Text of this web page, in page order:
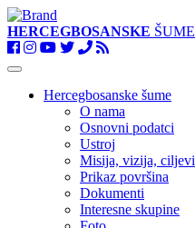
HERCEGBOSANSKE ŠUME
Toggle
navigationHercegbosanske šume
O nama
Osnovni podatci
Ustroj
Misija, vizija, ciljevi
Prikaz površina
Dokumenti
Interesne skupine